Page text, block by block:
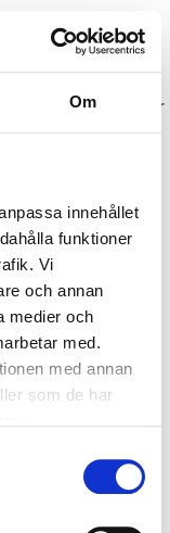
Om
innehållet
funktioner
Vi
och annan
medier och
med.
med annan
som de har
kort. Har du
till förskolan eller